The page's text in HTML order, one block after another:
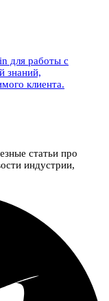
для работы с
знаний,
клиента.
статьи про
индустрии,